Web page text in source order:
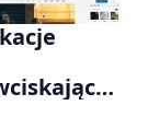
RAM po